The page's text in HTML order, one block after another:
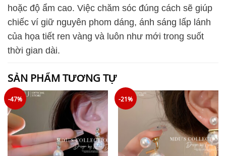
hoặc độ ẩm cao. Việc chăm sóc đúng cách sẽ giúp
chiếc ví giữ nguyên phom dáng, ánh sáng lấp lánh
của họa tiết ren vàng và luôn như mới trong suốt
thời gian dài.
SẢN PHẨM TƯƠNG TỰ
-47% -21%